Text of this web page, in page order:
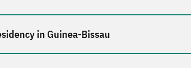
in Guinea-Bissau